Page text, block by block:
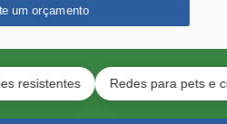
um orçamento
Redes para pets e crianças